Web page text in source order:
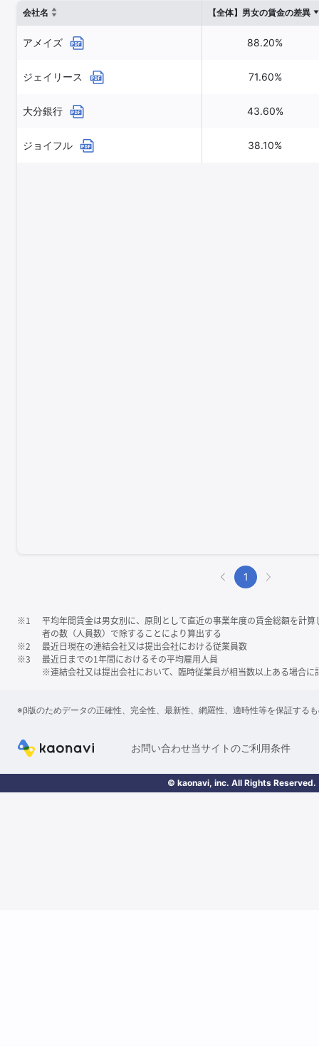
会社名
【全体】男女の賃金の差異
アメイズ 88.20%
ジェイリース 71.60%
大分銀行 43.60%
ジョイフル 38.10%
1
※1
平均年間賃金は男女別に、原則として直近の事業年度の賃金総額を計
者の数（人員数）で除することにより算出する
※2
最近日現在の連結会社又は提出会社における従業員数
※3
最近日までの1年間におけるその平均雇用人員
※連結会社又は提出会社において、臨時従業員が相当数以上ある場合に
※β版のためデータの正確性、完全性、最新性、網羅性、適時性等を保証する
お問い合わせ当サイトのご利用条件
© kaonavi, inc. All Rights Reserved.